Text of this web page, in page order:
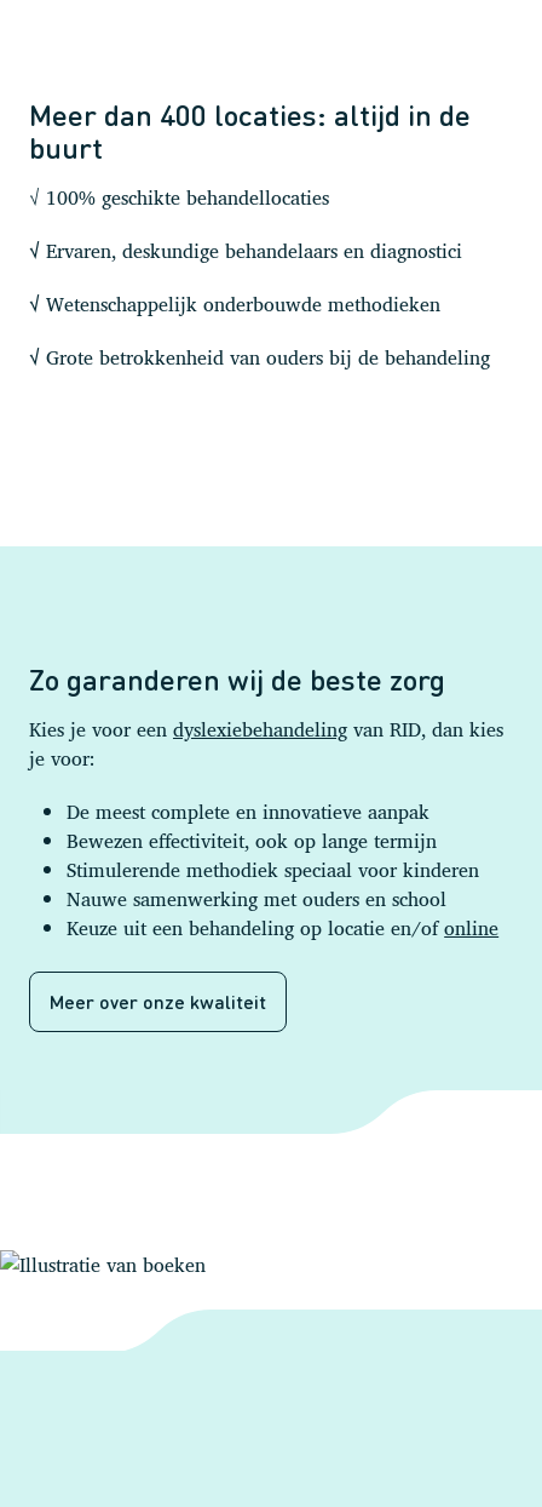
Meer dan 400 locaties: altijd in de
buurt
√ 100% geschikte behandellocaties
√ Ervaren, deskundige behandelaars en diagnostici
√ Wetenschappelijk onderbouwde methodieken
√ Grote betrokkenheid van ouders bij de behandeling
Zo garanderen wij de beste zorg
Kies je voor eendyslexiebehandelingvan RID, dan kies
je voor:
De meest complete en innovatieve aanpak
Bewezen effectiviteit, ook op lange termijn
Stimulerende methodiek speciaal voor kinderen
Nauwe samenwerking met ouders en school
Keuze uit een behandeling op locatie en/ofonline
Meer over onze kwaliteit